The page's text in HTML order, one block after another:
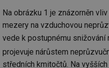
Na obrázku 1 je znázorněn
mezery na vzduchovou
vede k postupnému snižování
projevuje nárůstem
středních kmitočtů. Na